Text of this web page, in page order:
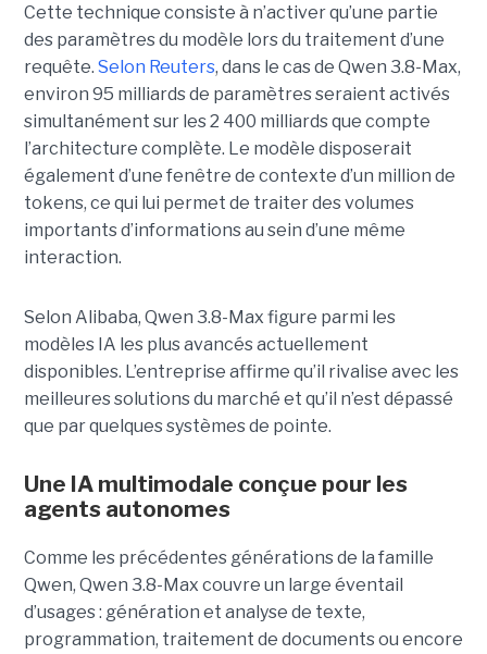
Cette technique consiste à n’activer qu’une partie
des paramètres du modèle lors du traitement d’une
requête. Selon Reuters, dans le cas de Qwen 3.8-Max,
environ 95 milliards de paramètres seraient activés
simultanément sur les 2 400 milliards que compte
l’architecture complète. Le modèle disposerait
également d’une fenêtre de contexte d’un million de
tokens, ce qui lui permet de traiter des volumes
importants d’informations au sein d’une même
interaction.
Selon Alibaba, Qwen 3.8-Max figure parmi les
modèles IA les plus avancés actuellement
disponibles. L’entreprise affirme qu’il rivalise avec les
meilleures solutions du marché et qu’il n’est dépassé
que par quelques systèmes de pointe.
Une IA multimodale conçue pour les
agents autonomes
Comme les précédentes générations de la famille
Qwen, Qwen 3.8-Max couvre un large éventail
d’usages : génération et analyse de texte,
programmation, traitement de documents ou encore